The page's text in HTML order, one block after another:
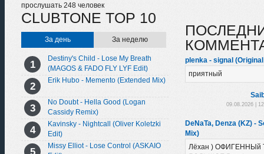
прослушать 248 человек
CLUBTONE TOP 10
За день За неделю
Destiny's Child - Lose My Breath
(MAGOS & FADO FLY LYF Edit)
Erik Hubo - Memento (Extended Mix)
No Doubt - Hella Good (Logan
Cassidy Remix)
Kavinsky - Nightcall (Oliver Koletzki
Edit)
Missy Elliot - Lose Control (ASKAIO
plenka - signal
приятный
09.08.2026 |
DeNaTa, Denza (KZ) -
Mix)
Лёхан ) ОФИГЕННЫй